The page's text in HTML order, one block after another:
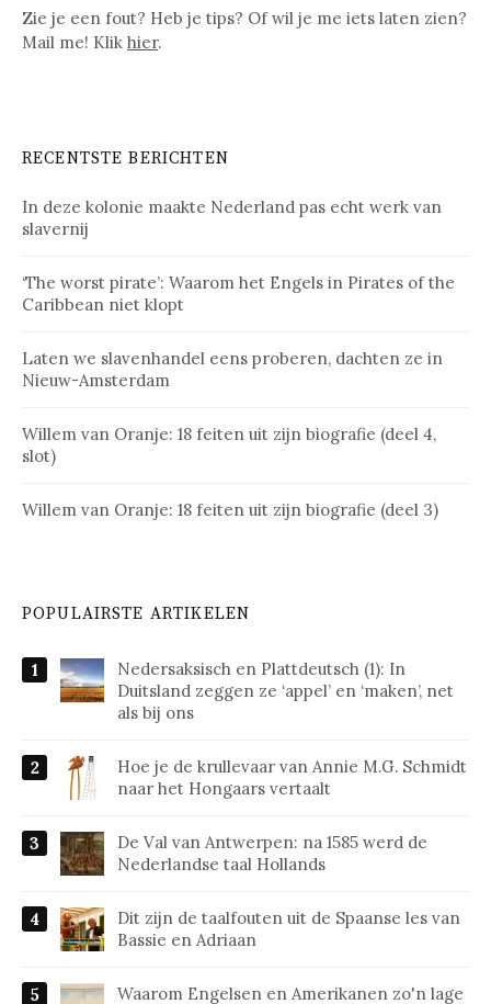
Zie je een fout? Heb je tips? Of wil je me iets laten zien?
Mail me! Klik hier.
RECENTSTE BERICHTEN
In deze kolonie maakte Nederland pas echt werk van
slavernij
‘The worst pirate’: Waarom het Engels in Pirates of the
Caribbean niet klopt
Laten we slavenhandel eens proberen, dachten ze in
Nieuw-Amsterdam
Willem van Oranje: 18 feiten uit zijn biografie (deel 4,
slot)
Willem van Oranje: 18 feiten uit zijn biografie (deel 3)
POPULAIRSTE ARTIKELEN
Nedersaksisch en Plattdeutsch (1): In
Duitsland zeggen ze ‘appel’ en ‘maken’, net
als bij ons
Hoe je de krullevaar van Annie M.G. Schmidt
naar het Hongaars vertaalt
De Val van Antwerpen: na 1585 werd de
Nederlandse taal Hollands
Dit zijn de taalfouten uit de Spaanse les van
Bassie en Adriaan
Waarom Engelsen en Amerikanen zo'n lage